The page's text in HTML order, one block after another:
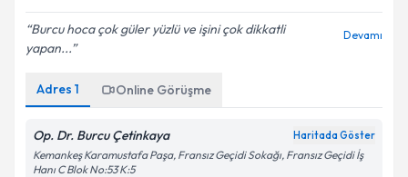
Burcu hoca çok güler yüzlü ve işini çok dikkatli
yapan...
Devamı
Adres 1 Online Görüşme
Op. Dr. Burcu Çetinkaya Haritada Göster
Kemankeş Karamustafa Paşa, Fransız Geçidi Sokağı, Fransız Geçidi İş
Hanı C Blok No:53 K:5